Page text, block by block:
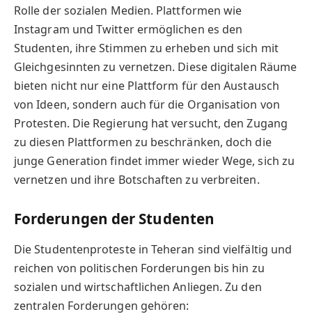
Rolle der sozialen Medien. Plattformen wie
Instagram und Twitter ermöglichen es den
Studenten, ihre Stimmen zu erheben und sich mit
Gleichgesinnten zu vernetzen. Diese digitalen Räume
bieten nicht nur eine Plattform für den Austausch
von Ideen, sondern auch für die Organisation von
Protesten. Die Regierung hat versucht, den Zugang
zu diesen Plattformen zu beschränken, doch die
junge Generation findet immer wieder Wege, sich zu
vernetzen und ihre Botschaften zu verbreiten.
Forderungen der Studenten
Die Studentenproteste in Teheran sind vielfältig und
reichen von politischen Forderungen bis hin zu
sozialen und wirtschaftlichen Anliegen. Zu den
zentralen Forderungen gehören: